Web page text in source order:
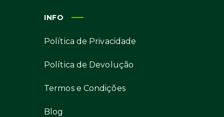
INFO
Política de Privacidade
Política de Devolução
Termos e Condições
Blog